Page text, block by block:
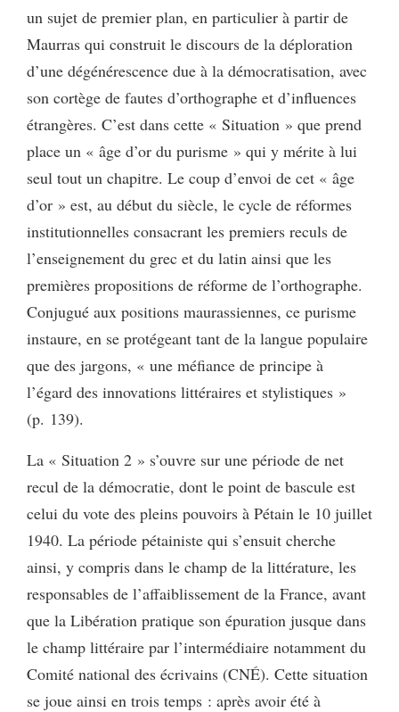
un sujet de premier plan, en particulier à partir de
Maurras qui construit le discours de la déploration
d’une dégénérescence due à la démocratisation, avec
son cortège de fautes d’orthographe et d’influences
étrangères. C’est dans cette « Situation » que prend
place un « âge d’or du purisme » qui y mérite à lui
seul tout un chapitre. Le coup d’envoi de cet « âge
d’or » est, au début du siècle, le cycle de réformes
institutionnelles consacrant les premiers reculs de
l’enseignement du grec et du latin ainsi que les
premières propositions de réforme de l’orthographe.
Conjugué aux positions maurassiennes, ce purisme
instaure, en se protégeant tant de la langue populaire
que des jargons, « une méfiance de principe à
l’égard des innovations littéraires et stylistiques »
(p. 139).
La « Situation 2 » s’ouvre sur une période de net
recul de la démocratie, dont le point de bascule est
celui du vote des pleins pouvoirs à Pétain le 10 juillet
1940. La période pétainiste qui s’ensuit cherche
ainsi, y compris dans le champ de la littérature, les
responsables de l’affaiblissement de la France, avant
que la Libération pratique son épuration jusque dans
le champ littéraire par l’intermédiaire notamment du
Comité national des écrivains (CNÉ). Cette situation
se joue ainsi en trois temps : après avoir été à